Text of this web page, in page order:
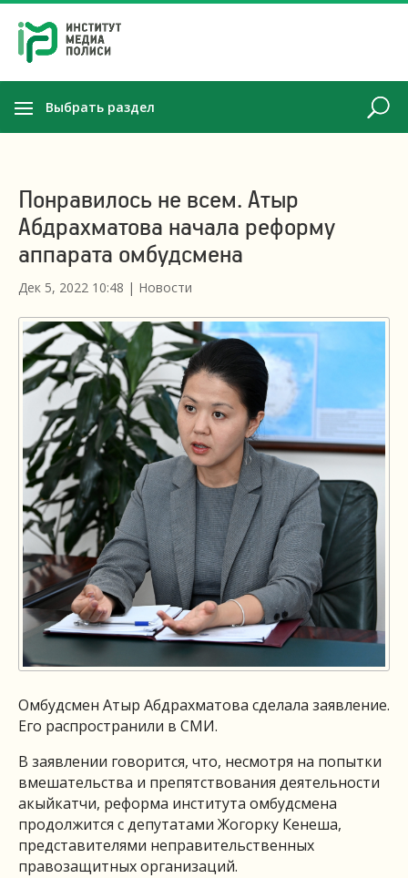
Выбрать раздел
Понравилось не всем. Атыр
Абдрахматова начала реформу
аппарата омбудсмена
Дек 5, 2022 10:48 | Новости
Омбудсмен Атыр Абдрахматова сделала заявление.
Его распространили в СМИ.
В заявлении говорится, что, несмотря на попытки
вмешательства и препятствования деятельности
акыйкатчи, реформа института омбудсмена
продолжится с депутатами Жогорку Кенеша,
представителями неправительственных
правозащитных организаций.